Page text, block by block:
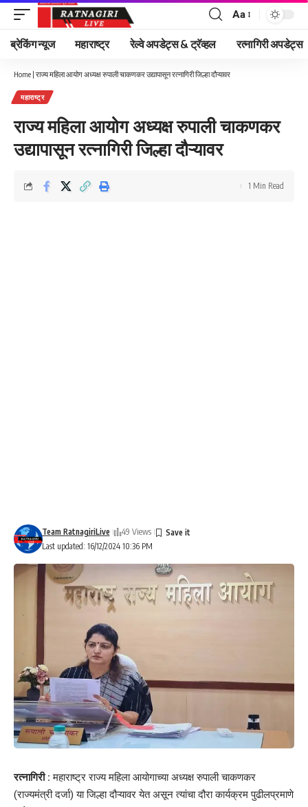
Font
Resizer
Aa
ब्रेकिंग न्यूज महाराष्ट्र रेल्वे अपडेट्स & ट्रॅव्हल रत्नागिरी अपडेट्स
Home | राज्य महिला आयोग अध्यक्ष रुपाली चाकणकर उद्यापासून रत्नागिरी जिल्हा दौऱ्यावर
महाराष्ट्र
राज्य महिला आयोग अध्यक्ष रुपाली चाकणकर
उद्यापासून रत्नागिरी जिल्हा दौऱ्यावर
Last updated: 16/12/2024 10:36 PM
Team RatnagiriLive 49 Views
1 Min Read
रत्नागिरी : महाराष्ट्र राज्य महिला आयोगाच्या अध्यक्ष रुपाली चाकणकर
(राज्यमंत्री दर्जा) या जिल्हा दौऱ्यावर येत असून त्यांचा दौरा कार्यक्रम पुढीलप्रमाणे